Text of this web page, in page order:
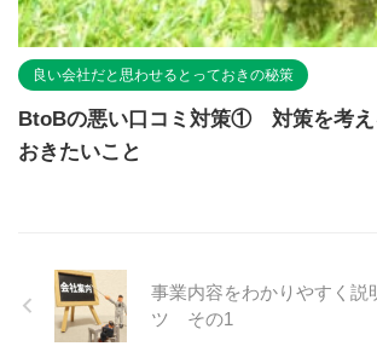
良い会社だと思わせるとっておきの秘策
BtoBの悪い口コミ対策① 対策を考え
おきたいこと
事業内容をわかりやすく説
ツ その1